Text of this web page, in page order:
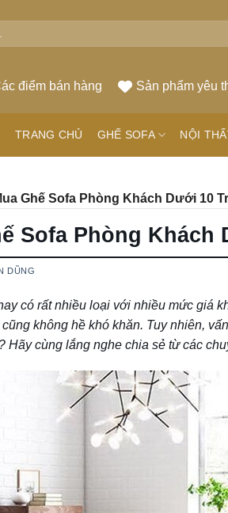
điểm bán hàng Sản phẩm yêu
TRANG CHỦ GHẾ SOFA NỘI
Ghế Sofa Phòng Khách Dưới 10
Sofa Phòng
DŨNG
có rất nhiều loại với nhiều mức giá
cũng không hề khó khăn. Tuy nhiên,
Hãy cùng lắng nghe chia sẻ từ các